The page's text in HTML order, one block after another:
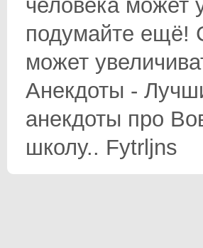
человека может
подумайте ещё!
может
Анекдоты -
анекдоты про
школу.. Fytrljns